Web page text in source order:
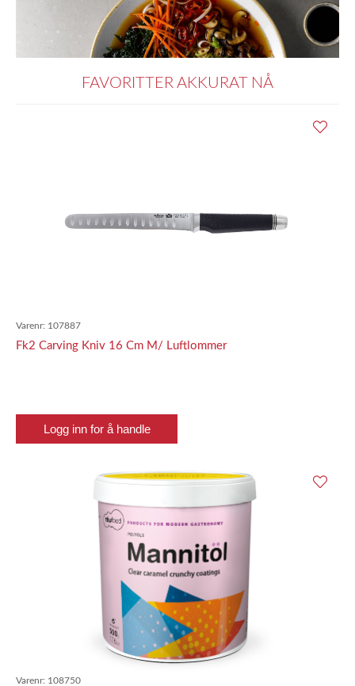
FAVORITTER AKKURAT NÅ
Varenr: 107887
Fk2 Carving Kniv 16 Cm M/ Luftlommer
Logg inn for å handle
Varenr: 108750